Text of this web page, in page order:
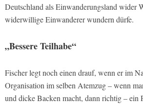
Deutschland als Einwanderungsland wider
widerwillige Einwanderer wundern dürfe.
„Bessere Teilhabe“
Fischer legt noch einen drauf, wenn er im
Organisation im selben Atemzug – wenn
und dicke Backen macht, dann richtig – ein